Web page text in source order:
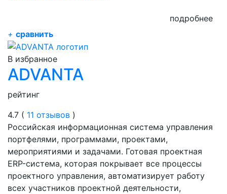
подробнее
+ сравнить
В избранное
ADVANTA
рейтинг
4.7 ( 11 отзывов )
Российская информационная система управления
портфелями, программами, проектами,
мероприятиями и задачами. Готовая проектная
ERP-система, которая покрывает все процессы
проектного управления, автоматизирует работу
всех участников проектной деятельности,